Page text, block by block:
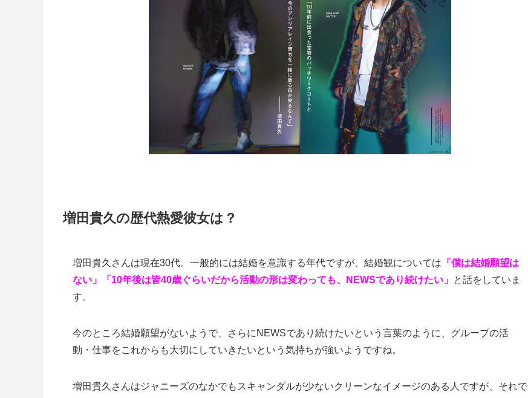
増田貴久の歴代熱愛彼女は？
増田貴久さんは現在30代。一般的には結婚を意識する年代ですが、結婚観については 「僕は結婚願望は
ない」「10年後は皆40歳ぐらいだから活動の形は変わっても、NEWSであり続けたい」 と話をしていま
す。
今のところ結婚願望がないようで、さらにNEWSであり続けたいという言葉のように、グループの活
動・仕事をこれからも大切にしていきたいという気持ちが強いようですね。
増田貴久さんはジャニーズのなかでもスキャンダルが少ないクリーンなイメージのある人ですが、それで